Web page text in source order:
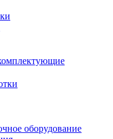
оборудование